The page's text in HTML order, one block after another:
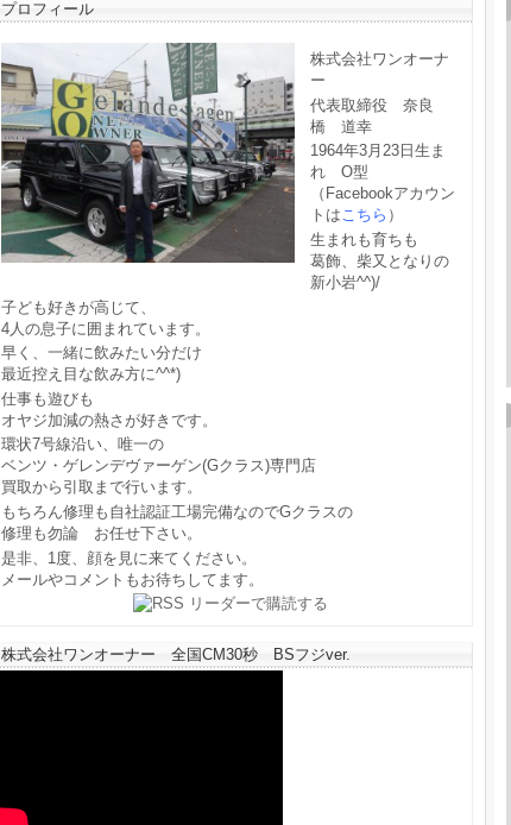
プロフィール
株式会社ワンオーナ
ー
代表取締役 奈良
橋 道幸
1964年3月23日生ま
れ O型
（Facebookアカウン
トはこちら ）
生まれも育ちも
葛飾、柴又となりの
新小岩^^)/
子ども好きが高じて、
4人の息子に囲まれています。
早く、一緒に飲みたい分だけ
最近控え目な飲み方に^^*)
仕事も遊びも
オヤジ加減の熱さが好きです。
環状7号線沿い、唯一の
ベンツ・ゲレンデヴァーゲン(Gクラス)専門店
買取から引取まで行います。
もちろん修理も自社認証工場完備なのでGクラスの
修理も勿論 お任せ下さい。
是非、1度、顔を見に来てください。
メールやコメントもお待ちしてます。
株式会社ワンオーナー 全国CM30秒 BSフジver.